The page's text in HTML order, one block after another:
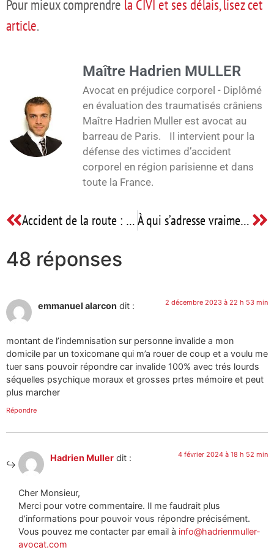
Pour mieux comprendre la CIVI et ses délais, lisez cet
article.
Maître Hadrien MULLER
Avocat en préjudice corporel - Diplômé
en évaluation des traumatisés crâniens
Maître Hadrien Muller est avocat au
barreau de Paris. Il intervient pour la
défense des victimes d’accident
corporel en région parisienne et dans
toute la France.
Accident de la route : que devez-vous exiger de votre avocat ? À qui s’adresse vraiment le barème AIPP 2019 ?
48 réponses
emmanuel alarcon dit : 2 décembre 2023 à 22 h 53 min
montant de l’indemnisation sur personne invalide a mon
domicile par un toxicomane qui m’a rouer de coup et a voulu me
tuer sans pouvoir répondre car invalide 100% avec trés lourds
séquelles psychique moraux et grosses prtes mémoire et peut
plus marcher
Répondre
Hadrien Muller dit : 4 février 2024 à 18 h 52 min
Cher Monsieur,
Merci pour votre commentaire. Il me faudrait plus
d’informations pour pouvoir vous répondre précisément.
Vous pouvez me contacter par email à info@hadrienmuller-
avocat.com